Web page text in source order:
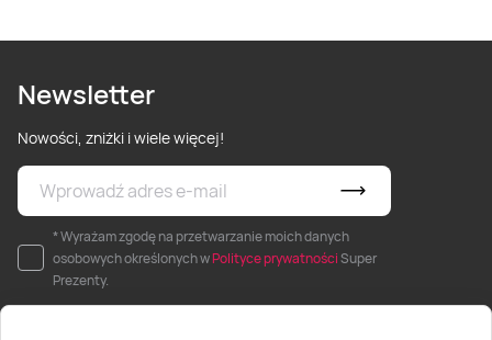
Newsletter
Nowości, zniżki i wiele więcej!
* Wyrażam zgodę na przetwarzanie moich danych
osobowych określonych wPolityce prywatnościSuper
Prezenty.